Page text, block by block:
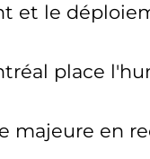
le
place
majeure en